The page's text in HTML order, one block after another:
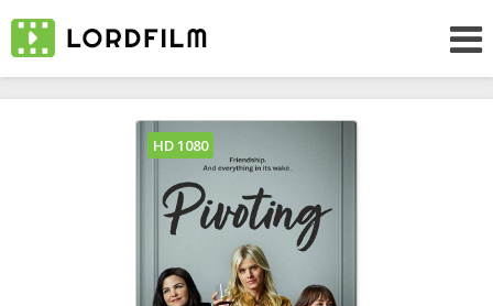
HD 1080